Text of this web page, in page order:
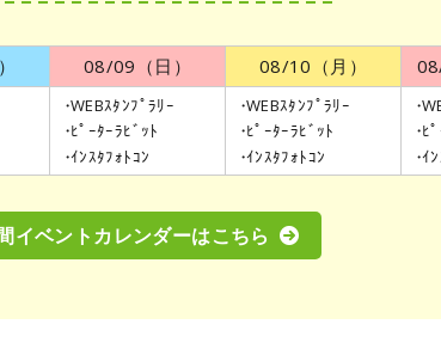
08/09 （日） 08/10 （月）
WEBｽﾀﾝﾌﾟﾗﾘｰ
ﾋﾟｰﾀｰﾗﾋﾞｯﾄ
ｲﾝｽﾀﾌｫﾄｺﾝ
WEBｽﾀﾝﾌﾟﾗﾘｰ
ﾋﾟｰﾀｰﾗﾋﾞｯﾄ
ｲﾝｽﾀﾌｫﾄｺﾝ
ﾋ
ｲ
イベントカレンダーはこちら